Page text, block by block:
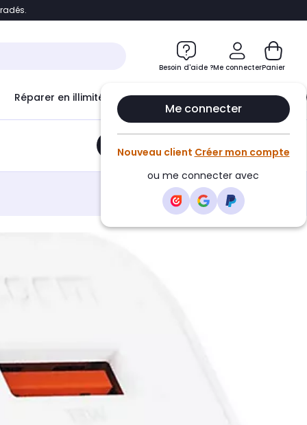
Accéder directement au chatbot
Besoin d'aide ?Me connecter
Me connecter
Nouveau client Créer mon compte
ou me connecter avec
Panier
Réparer en illimité avec Le Club Infinity
Ajouter au panier